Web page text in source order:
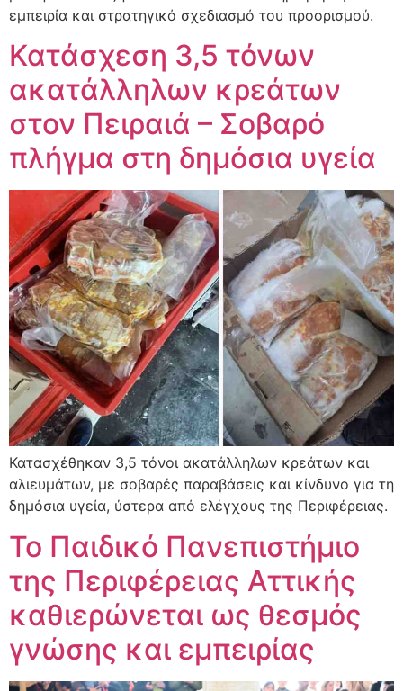
εμπειρία και στρατηγικό σχεδιασμό του προορισμού.
Κατάσχεση 3,5 τόνων
ακατάλληλων κρεάτων
στον Πειραιά – Σοβαρό
πλήγμα στη δημόσια υγεία
Κατασχέθηκαν 3,5 τόνοι ακατάλληλων κρεάτων και
αλιευμάτων, με σοβαρές παραβάσεις και κίνδυνο για τη
δημόσια υγεία, ύστερα από ελέγχους της Περιφέρειας.
Το Παιδικό Πανεπιστήμιο
της Περιφέρειας Αττικής
καθιερώνεται ως θεσμός
γνώσης και εμπειρίας